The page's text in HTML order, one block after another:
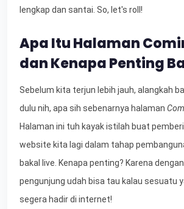
lengkap dan santai. So, let's roll!
Apa Itu Halaman
dan Kenapa Penting
Sebelum kita terjun lebih jauh, alangkah
dulu nih, apa sih sebenarnya halaman
Halaman ini tuh kayak istilah buat
website kita lagi dalam tahap
bakal live. Kenapa penting? Karena
pengunjung udah bisa tau kalau sesuatu
segera hadir di internet!